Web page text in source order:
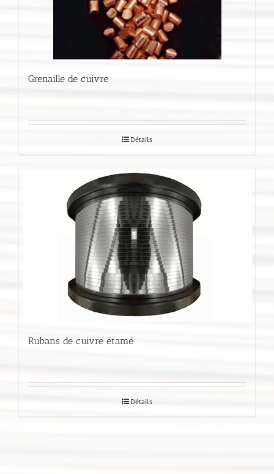
Grenaille de cuivre
Détails
Rubans de cuivre étamé
Détails